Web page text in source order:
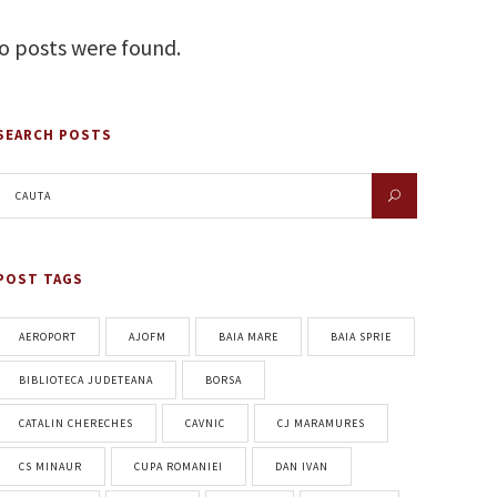
posts were found.
POSTS
TAGS
AEROPORT AJOFM BAIA MARE BAIA SPRIE
BIBLIOTECA JUDETEANA BORSA
CATALIN CHERECHES CAVNIC CJ MARAMURES
CS MINAUR CUPA ROMANIEI DAN IVAN